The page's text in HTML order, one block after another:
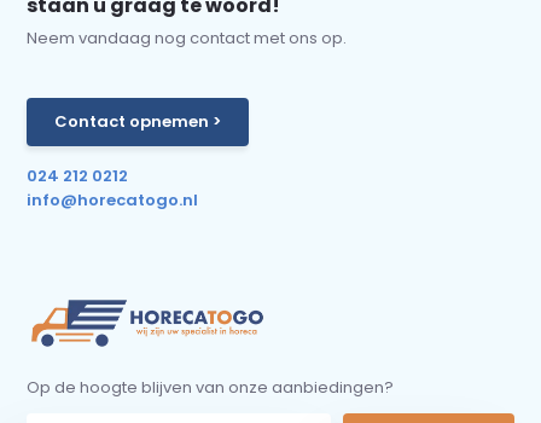
Neem vandaag nog contact met ons op.
Contact opnemen >
024 212 0212
info@horecatogo.nl
Op de hoogte blijven van onze aanbiedingen?